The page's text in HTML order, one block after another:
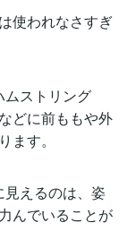
使われなさすぎ
ムストリング
どに前ももや外
ます。
えるのは、姿
んでいることが